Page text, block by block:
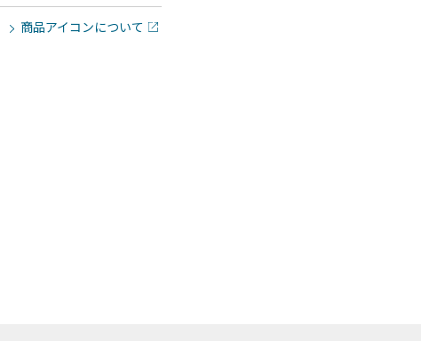
商品アイコンについて